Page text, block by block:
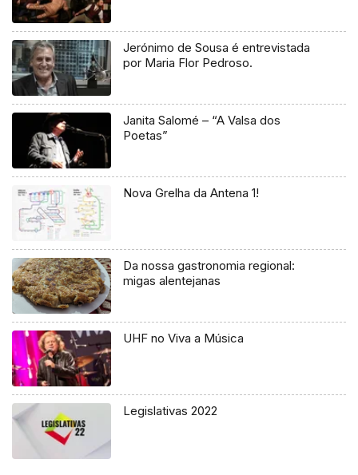
Jerónimo de Sousa é entrevistada
por Maria Flor Pedroso.
Janita Salomé – “A Valsa dos
Poetas”
Nova Grelha da Antena 1!
Da nossa gastronomia regional:
migas alentejanas
UHF no Viva a Música
Legislativas 2022